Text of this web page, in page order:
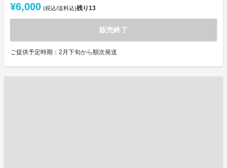
¥6,000 (税込/送料込)残り13
販売終了
ご提供予定時期：2月下旬から順次発送